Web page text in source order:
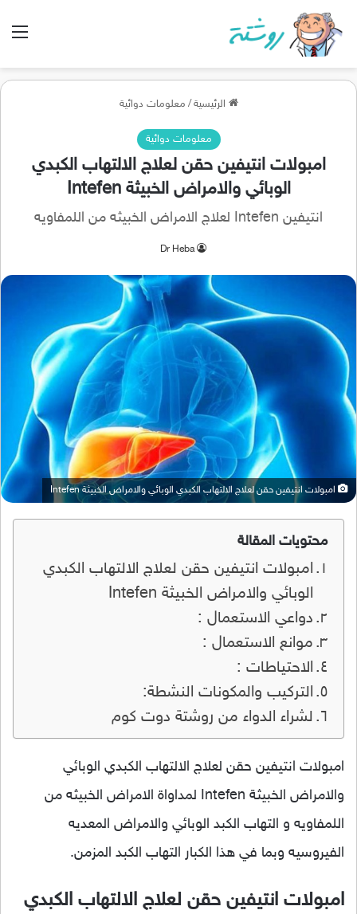
الرئيسية / معلومات دوائية
معلومات دوائية
امبولات انتيفين حقن لعلاج الالتهاب الكبدي
الوبائي والامراض الخبيثة Intefen
انتيفين Intefen لعلاج الامراض الخبيثه من اللمفاويه
Dr Heba
امبولات انتيفين حقن لعلاج الالتهاب الكبدي الوبائي والامراض الخبيثة Intefen
محتويات المقالة
امبولات انتيفين حقن لعلاج الالتهاب الكبدي
الوبائي والامراض الخبيثة Intefen
دواعي الاستعمال :
موانع الاستعمال :
الاحتياطات :
التركيب والمكونات النشطة:
لشراء الدواء من روشتة دوت كوم
امبولات انتيفين حقن لعلاج الالتهاب الكبدي الوبائي
والامراض الخبيثة Intefen لمداواة الامراض الخبيثه من
اللمفاويه و التهاب الكبد الوبائي والامراض المعديه
الفيروسيه وبما في هذا الكبار التهاب الكبد المزمن.
امبولات انتيفين حقن لعلاج الالتهاب الكبدي